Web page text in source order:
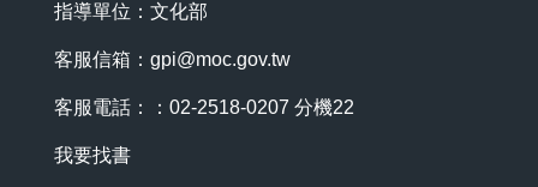
指導單位：文化部
客服信箱： gpi@moc.gov.tw
客服電話：：02-2518-0207 分機22
我要找書